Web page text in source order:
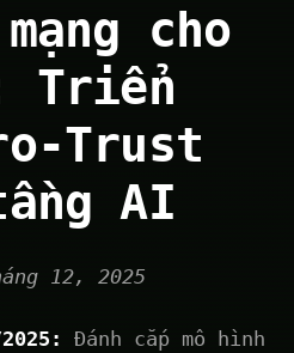
cho
Triển
Trust
AI
12, 2025
Đánh cắp mô hình